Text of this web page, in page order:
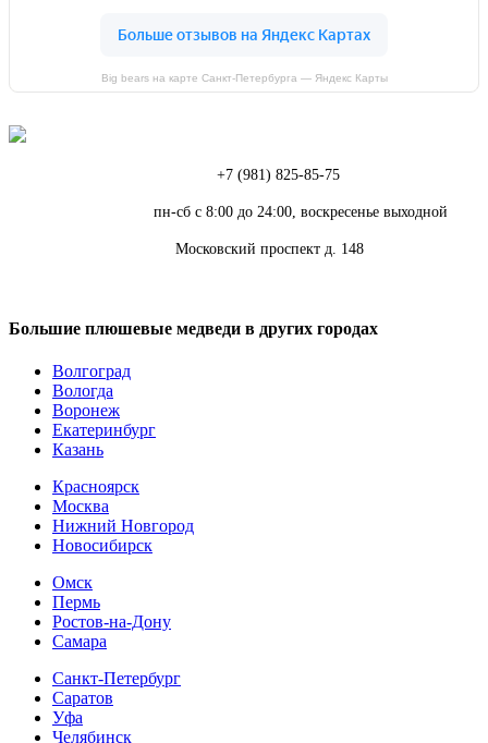
Big bears на карте Санкт‑Петербурга — Яндекс Карты
+7 (981) 825-85-75
пн-сб с 8:00 до 24:00, воскресенье выходной
Московский проспект д. 148
Большие плюшевые медведи в других городах
Волгоград
Вологда
Воронеж
Екатеринбург
Казань
Красноярск
Москва
Нижний Новгород
Новосибирск
Омск
Пермь
Ростов-на-Дону
Самара
Санкт-Петербург
Саратов
Уфа
Челябинск